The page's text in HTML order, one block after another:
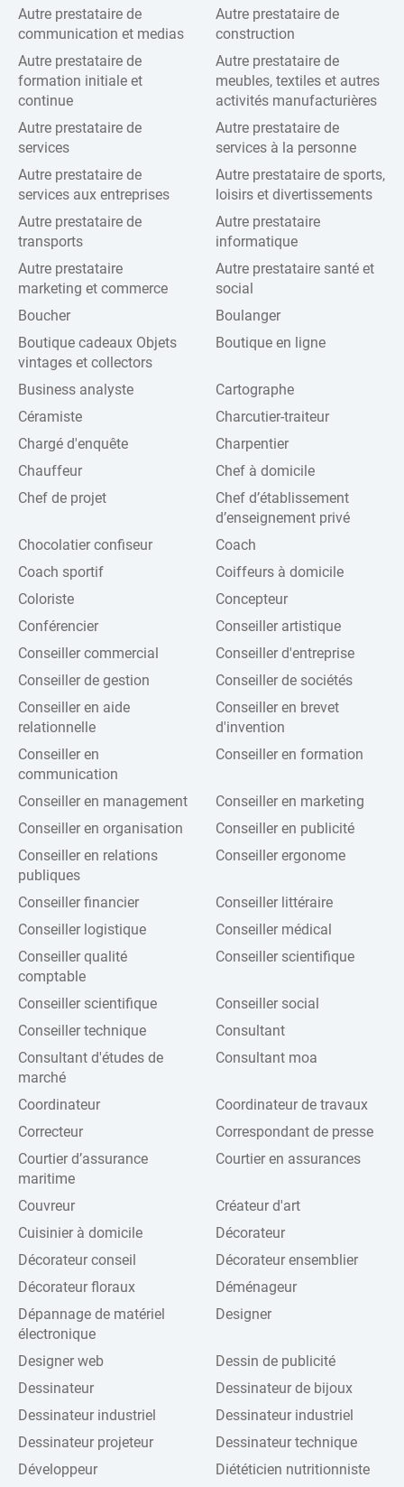
Autre prestataire de
communication et medias
Autre prestataire de
construction
Autre prestataire de
formation initiale et
continue
Autre prestataire de
meubles, textiles et autres
activités manufacturières
Autre prestataire de
services
Autre prestataire de
services à la personne
Autre prestataire de
services aux entreprises
Autre prestataire de sports,
loisirs et divertissements
Autre prestataire de
transports
Autre prestataire
informatique
Autre prestataire
marketing et commerce
Autre prestataire santé et
social
Boucher
Boulanger
Boutique cadeaux Objets
vintages et collectors
Boutique en ligne
Business analyste
Cartographe
Céramiste
Charcutier-traiteur
Chargé d'enquête
Charpentier
Chauffeur
Chef à domicile
Chef de projet
Chef d’établissement
d’enseignement privé
Chocolatier confiseur
Coach
Coach sportif
Coiffeurs à domicile
Coloriste
Concepteur
Conférencier
Conseiller artistique
Conseiller commercial
Conseiller d'entreprise
Conseiller de gestion
Conseiller de sociétés
Conseiller en aide
relationnelle
Conseiller en brevet
d'invention
Conseiller en
communication
Conseiller en formation
Conseiller en management
Conseiller en marketing
Conseiller en organisation
Conseiller en publicité
Conseiller en relations
publiques
Conseiller ergonome
Conseiller financier
Conseiller littéraire
Conseiller logistique
Conseiller médical
Conseiller qualité
comptable
Conseiller scientifique
Conseiller scientifique
Conseiller social
Conseiller technique
Consultant
Consultant d'études de
marché
Consultant moa
Coordinateur
Coordinateur de travaux
Correcteur
Correspondant de presse
Courtier d’assurance
maritime
Courtier en assurances
Couvreur
Créateur d'art
Cuisinier à domicile
Décorateur
Décorateur conseil
Décorateur ensemblier
Décorateur floraux
Déménageur
Dépannage de matériel
électronique
Designer
Designer web
Dessin de publicité
Dessinateur
Dessinateur de bijoux
Dessinateur industriel
Dessinateur industriel
Dessinateur projeteur
Dessinateur technique
Développeur
Diététicien nutritionniste